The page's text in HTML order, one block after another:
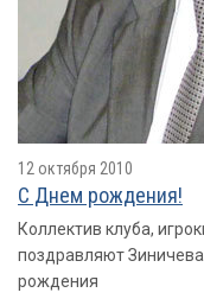
12 октября 2010
С Днем рождения!
Коллектив клуба,
поздравляют
рождения